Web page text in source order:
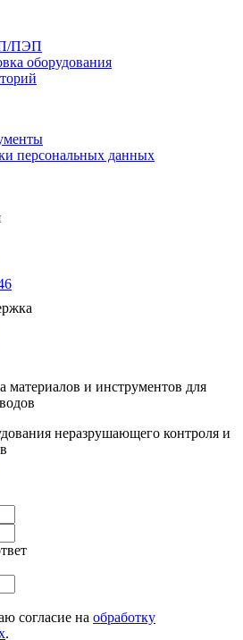
ПЭП
оборудования
персональных данных
материалов и инструментов для
неразрушающего контроля и
согласие на обработку
.